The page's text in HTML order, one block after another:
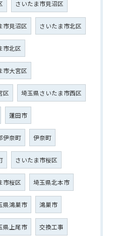
さいたま市見沼区
市見沼区 さいたま市北区
市北区
市大宮区
区 埼玉県さいたま市西区
蓮田市
伊奈町 伊奈町
さいたま市桜区
市桜区 埼玉県北本市
県鴻巣市 鴻巣市
県上尾市 交換工事